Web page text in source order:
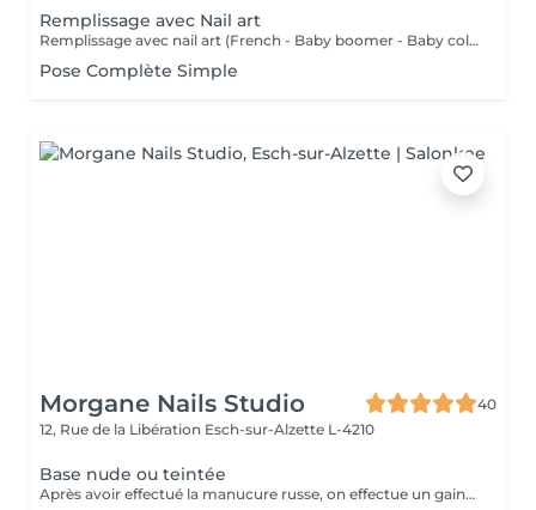
Remplissage avec Nail art
Remplissage avec nail art (French - Baby boomer - Baby coleur )
Pose Complète Simple
Morgane Nails Studio
40
12, Rue de la Libération Esch-sur-Alzette L-4210
Base nude ou teintée
Après avoir effectué la manucure russe, on effectue un gainage sur l'ongle naturel à l'aide d'un gel qui peut être soit nude (naturel) soit teinté (blanc laiteux, rosé, pailleté ). On ne posera pas de couleur au dessus du gel ni de nail art pour cette prestation